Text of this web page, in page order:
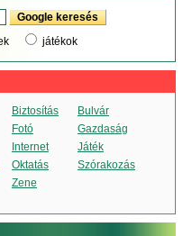
játékok
Biztosítás
Bulvár
Fotó
Gazdaság
Internet
Játék
Oktatás
Szórakozás
Zene